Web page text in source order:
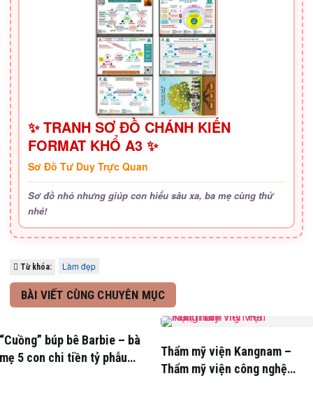
✨ TRANH SƠ ĐỒ CHÁNH KIẾN
FORMAT KHỔ A3 ✨
Sơ Đồ Tư Duy Trực Quan
Sơ đồ nhỏ nhưng giúp con hiểu sâu xa, ba mẹ cùng thử
nhé!
Từ khóa: Làm đẹp
BÀI VIẾT CÙNG CHUYÊN MỤC
“Cuồng” búp bê Barbie – bà
mẹ 5 con chi tiền tỷ phẫu
Thẩm mỹ viện Kangnam –
Thẩm mỹ viện công nghệ